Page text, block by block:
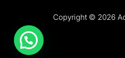
Copyright © 2026